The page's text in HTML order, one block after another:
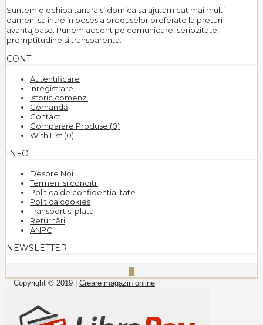
Suntem o echipa tanara si dornica sa ajutam cat mai multi
oameni sa intre in posesia produselor preferate la preturi
avantajoase. Punem accent pe comunicare, seriozitate,
promptitudine si transparenta.
CONT
Autentificare
Înregistrare
Istoric comenzi
Comandă
Contact
Comparare Produse (0)
Wish List (0)
INFO
Despre Noi
Termeni si conditii
Politica de confidentialitate
Politica cookies
Transport si plata
Returnări
ANPC
NEWSLETTER
Copyright © 2019 | Creare magazin online